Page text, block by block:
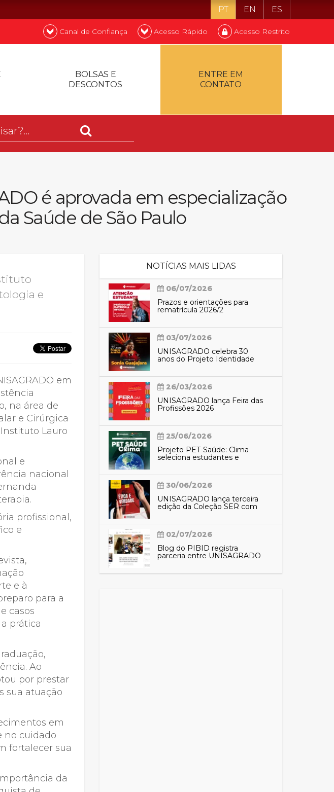
Desconto de pontualidade
Contatos
Calendário acadêmico
Internacionalização
UATI
PT EN ES
Canal de Confiança Acesso Rápido Acesso Restrito
BOLSAS E
DESCONTOS
ENTRE EM
CONTATO
é aprovada em especialização
Saúde de São Paulo
e
em
na área de
e Cirúrgica
Lauro
e
nacional
profissional,
e
e à
para a
casos
prática
Ao
por prestar
sua atuação
em
no cuidado
fortalecer sua
da
NOTÍCIAS MAIS LIDAS
06/07/2026
Prazos e orientações para
rematrícula 2026/2
03/07/2026
UNISAGRADO celebra 30
anos do Projeto Identidade
Sônia Guajajara
26/03/2026
UNISAGRADO lança Feira das
Profissões 2026
25/06/2026
Projeto PET-Saúde: Clima
seleciona estudantes e
do SUS contra eventos
climáticos extremos
30/06/2026
UNISAGRADO lança terceira
edição da Coleção SER com
verdade
02/07/2026
Blog do PIBID registra
parceria entre UNISAGRADO
aproxima comunidade das